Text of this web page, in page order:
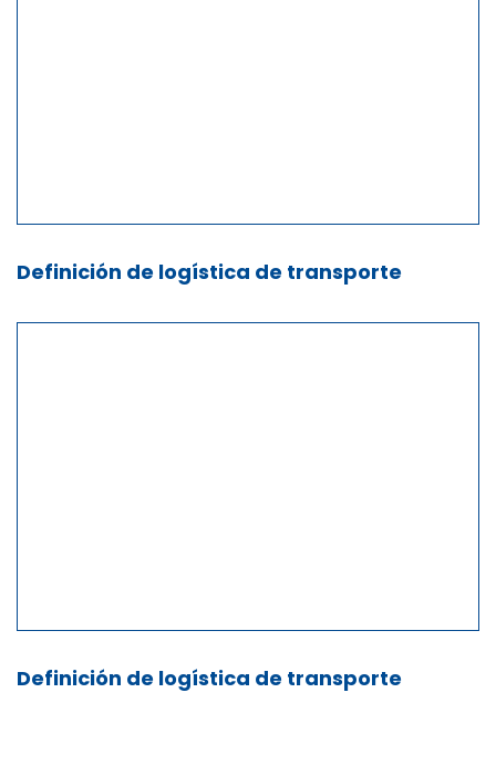
Definición de logística de transporte
Definición de logística de transporte